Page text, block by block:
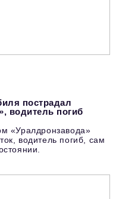
пострадал
водитель погиб
«Уралдронзавода»
водитель погиб, сам